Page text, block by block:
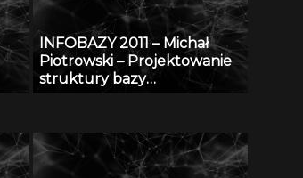
INFOBAZY 2011 – Michał
Piotrowski – Projektowanie
struktury bazy
ograniczonych zasobów